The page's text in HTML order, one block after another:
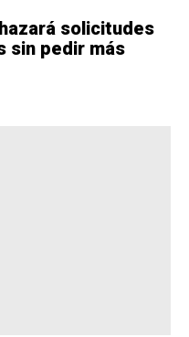
solicitudes
sin pedir más